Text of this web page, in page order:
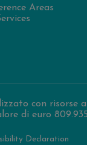
Areas
con risorse
di euro
Declaration